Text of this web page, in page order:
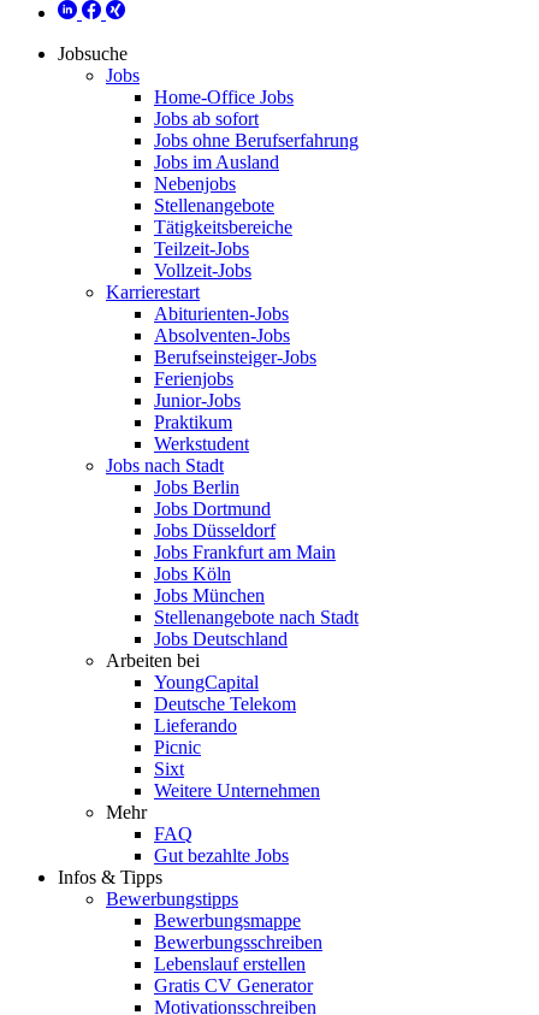
Jobsuche
Jobs
Home-Office Jobs
Jobs ab sofort
Jobs ohne Berufserfahrung
Jobs im Ausland
Nebenjobs
Stellenangebote
Tätigkeitsbereiche
Teilzeit-Jobs
Vollzeit-Jobs
Karrierestart
Abiturienten-Jobs
Absolventen-Jobs
Berufseinsteiger-Jobs
Ferienjobs
Junior-Jobs
Praktikum
Werkstudent
Jobs nach Stadt
Jobs Berlin
Jobs Dortmund
Jobs Düsseldorf
Jobs Frankfurt am Main
Jobs Köln
Jobs München
Stellenangebote nach Stadt
Jobs Deutschland
Arbeiten bei
YoungCapital
Deutsche Telekom
Lieferando
Picnic
Sixt
Weitere Unternehmen
Mehr
FAQ
Gut bezahlte Jobs
Infos & Tipps
Bewerbungstipps
Bewerbungsmappe
Bewerbungsschreiben
Lebenslauf erstellen
Gratis CV Generator
Motivationsschreiben